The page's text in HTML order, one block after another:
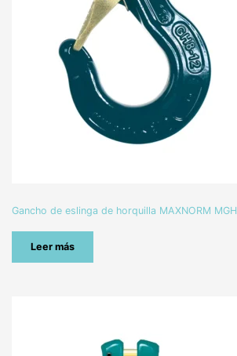
Gancho de eslinga de horquilla MAXNORM MGH
Leer más